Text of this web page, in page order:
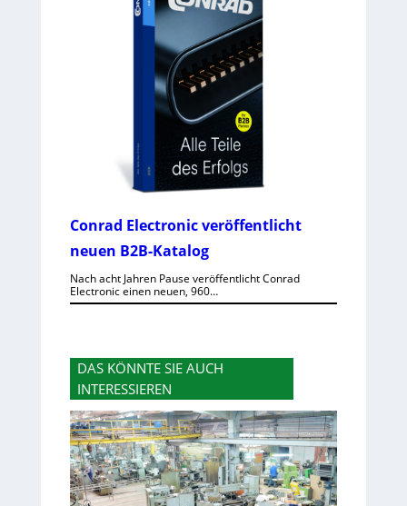
Conrad Electronic veröffentlicht
neuen B2B-Katalog
Nach acht Jahren Pause veröffentlicht Conrad
Electronic einen neuen, 960…
DAS KÖNNTE SIE AUCH
INTERESSIEREN